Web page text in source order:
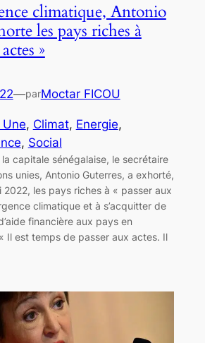
climatique, Antonio
les pays riches à
»
—parMoctar FICOU
, Climat, Energie
, Social
la capitale sénégalaise, le secrétaire
unies, Antonio Guterres, a exhorté,
2022, les pays riches à « passer aux
climatique et à s’acquitter de
financière aux pays en
Il est temps de passer aux actes. Il